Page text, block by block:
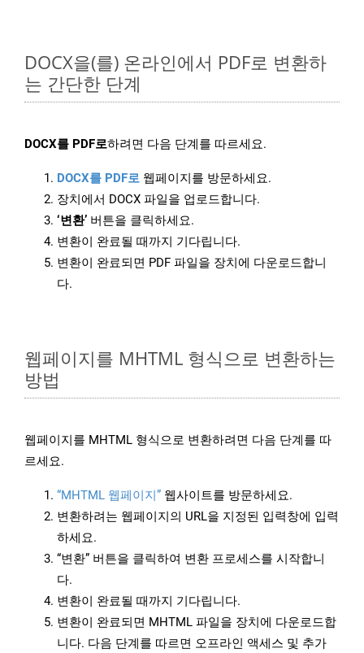
DOCX을(를) 온라인에서 PDF로 변환하
는 간단한 단계
DOCX를 PDF로하려면 다음 단계를 따르세요.
DOCX를 PDF로 웹페이지를 방문하세요.
장치에서 DOCX 파일을 업로드합니다.
‘변환’ 버튼을 클릭하세요.
변환이 완료될 때까지 기다립니다.
변환이 완료되면 PDF 파일을 장치에 다운로드합니
다.
웹페이지를 MHTML 형식으로 변환하는
방법
웹페이지를 MHTML 형식으로 변환하려면 다음 단계를 따
르세요.
“MHTML 웹페이지” 웹사이트를 방문하세요.
변환하려는 웹페이지의 URL을 지정된 입력창에 입력
하세요.
“변환” 버튼을 클릭하여 변환 프로세스를 시작합니
다.
변환이 완료될 때까지 기다립니다.
변환이 완료되면 MHTML 파일을 장치에 다운로드합
니다. 다음 단계를 따르면 오프라인 액세스 및 추가